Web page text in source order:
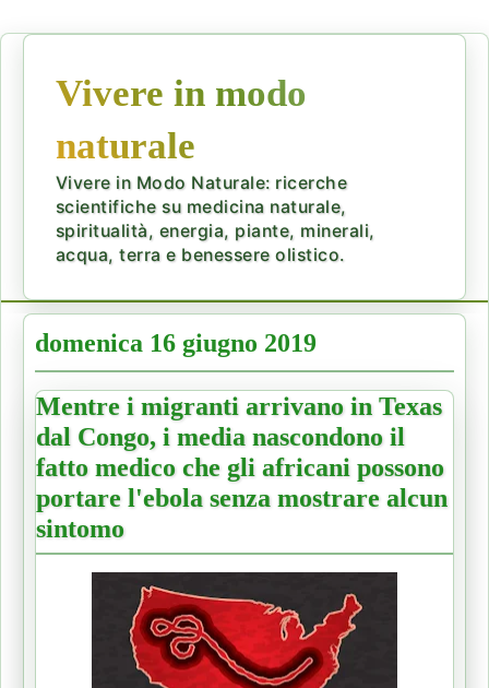
Vivere in modo
naturale
Vivere in Modo Naturale: ricerche
scientifiche su medicina naturale,
spiritualità, energia, piante, minerali,
acqua, terra e benessere olistico.
domenica 16 giugno 2019
Mentre i migranti arrivano in Texas
dal Congo, i media nascondono il
fatto medico che gli africani possono
portare l'ebola senza mostrare alcun
sintomo